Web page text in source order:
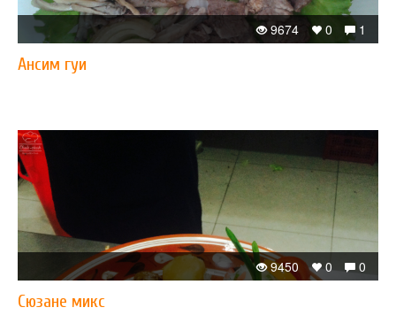
1
0
9674
Ансим гуи
0
0
9450
Сюзане микс